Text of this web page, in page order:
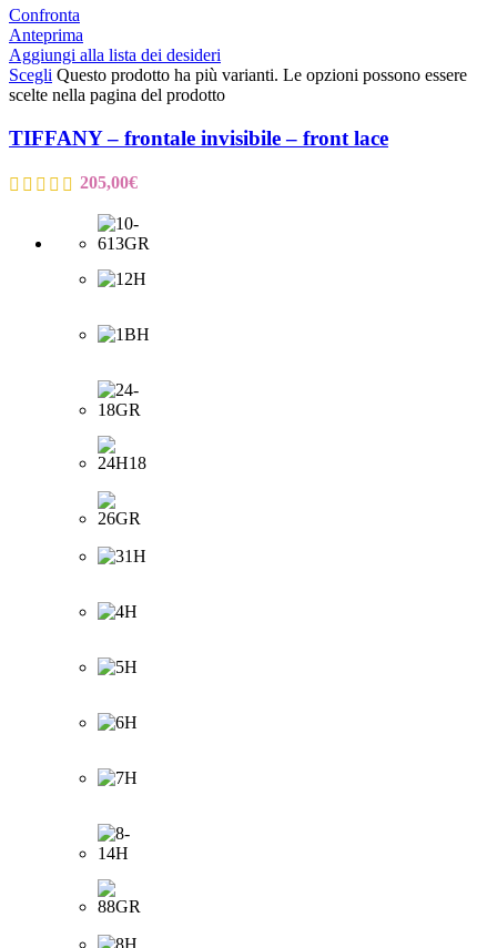
Confronta
Anteprima
Aggiungi alla lista dei desideri
Scegli Questo prodotto ha più varianti. Le opzioni possono essere
scelte nella pagina del prodotto
TIFFANY – frontale invisibile – front lace
205,00€